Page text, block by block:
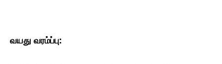
வயது வரம்ப்பு: